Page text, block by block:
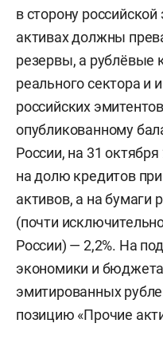
в сторону
активах должны
резервы, а рублёвые
реального сектора и
российских
опубликованному
России, на 31
на долю кредитов
активов, а на бумаги
(почти
России) — 2,2%. На
экономики и
эмитированных
позицию «Прочие